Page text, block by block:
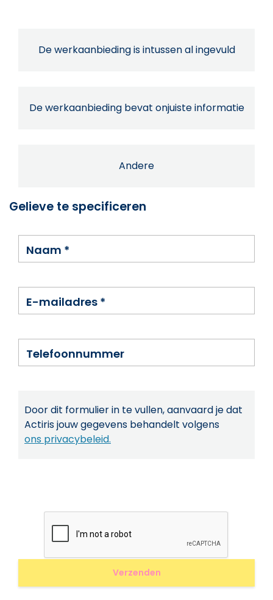
De werkaanbieding is intussen al ingevuld
De werkaanbieding bevat onjuiste informatie
Andere
Gelieve te specificeren
Naam *
E-mailadres *
Telefoonnummer
Door dit formulier in te vullen, aanvaard je dat
Actiris jouw gegevens behandelt volgens
ons privacybeleid.